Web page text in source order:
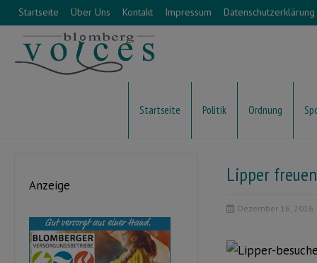
Startseite Über Uns Kontakt Impressum Datenschutzerklärung
Startseite Politik Ordnung
Lipper
Dezember 16, 2016
Anzeige